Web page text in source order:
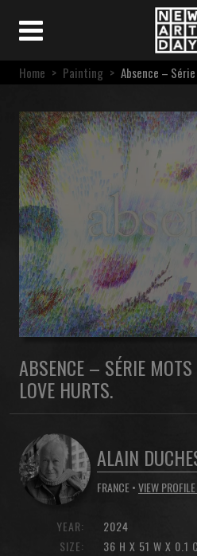
Home > Painting > Absence –
ABSENCE – SÉRIE
LOVE HURTS.
ALAIN
FRANCE •VIEW
YEAR:
SIZE:
2024
36 H X 51 W X 0.1